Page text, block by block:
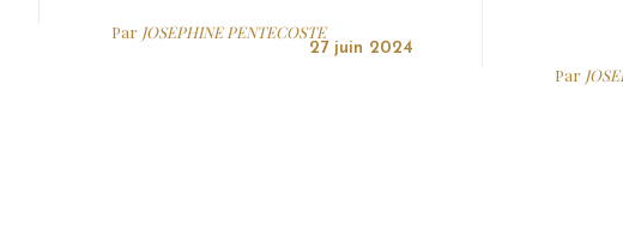
Par JOSEPHINE PENTECOSTE
27 juin 2024
Par